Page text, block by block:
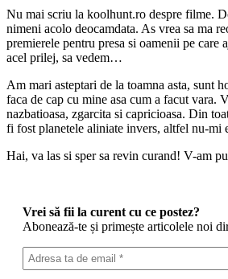
Nu mai scriu la koolhunt.ro despre filme.
nimeni acolo deocamdata. As vrea sa ma
premierele pentru presa si oamenii pe care
acel prilej, sa vedem…
Am mari asteptari de la toamna asta, sunt
faca de cap cu mine asa cum a facut vara.
nazbatioasa, zgarcita si capricioasa. Din
fi fost planetele aliniate invers, altfel nu-mi
Hai, va las si sper sa revin curand! V-am
Vrei să fii la curent cu ce postez?
Abonează-te și primește articolele noi